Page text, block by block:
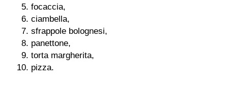
focaccia,
ciambella,
sfrappole bolognesi,
panettone,
torta margherita,
pizza.